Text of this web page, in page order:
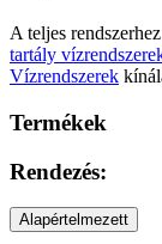
A teljes
tartály
Vízrendszerek
Termékek
Rendezés:
Alapértelmezett